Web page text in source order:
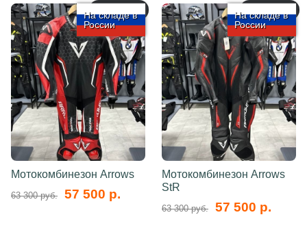
На складе в
России
Мотокомбинезон Arrows
63 300 руб. 57 500 р.
На складе в
России
Мотокомбинезон Arrows
StR
63 300 руб. 57 500 р.